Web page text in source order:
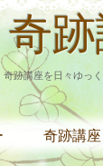
奇
奇跡講座を日々ゆっ
奇跡講